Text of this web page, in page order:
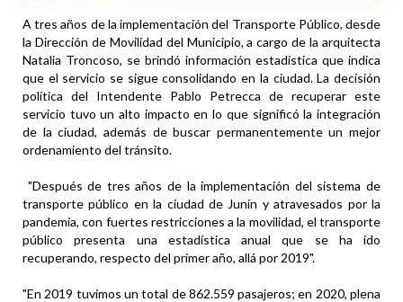
A tres años de la implementación del Transporte Público, desde
la Dirección de Movilidad del Municipio, a cargo de la arquitecta
Natalia Troncoso, se brindó información estadística que indica
que el servicio se sigue consolidando en la ciudad. La decisión
política del Intendente Pablo Petrecca de recuperar este
servicio tuvo un alto impacto en lo que significó la integración
de la ciudad, además de buscar permanentemente un mejor
ordenamiento del tránsito.
"Después de tres años de la implementación del sistema de
transporte público en la ciudad de Junín y atravesados por la
pandemia, con fuertes restricciones a la movilidad, el transporte
público presenta una estadística anual que se ha ido
recuperando, respecto del primer año, allá por 2019".
"En 2019 tuvimos un total de 862.559 pasajeros; en 2020, plena